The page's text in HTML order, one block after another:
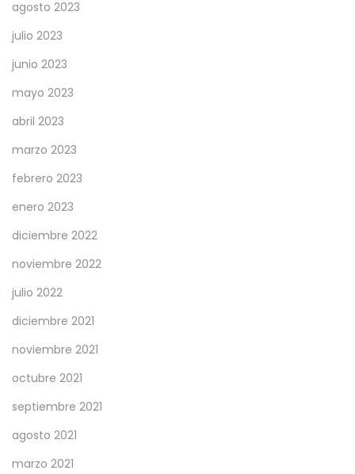
agosto 2023
julio 2023
junio 2023
mayo 2023
abril 2023
marzo 2023
febrero 2023
enero 2023
diciembre 2022
noviembre 2022
julio 2022
diciembre 2021
noviembre 2021
octubre 2021
septiembre 2021
agosto 2021
marzo 2021